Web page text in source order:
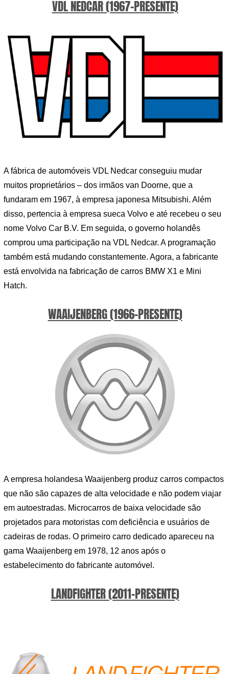
VDL NEDCAR (1967-PRESENTE)
A fábrica de automóveis VDL Nedcar conseguiu mudar
muitos proprietários – dos irmãos van Doorne, que a
fundaram em 1967, à empresa japonesa Mitsubishi. Além
disso, pertencia à empresa sueca Volvo e até recebeu o seu
nome Volvo Car B.V. Em seguida, o governo holandês
comprou uma participação na VDL Nedcar. A programação
também está mudando constantemente. Agora, a fabricante
está envolvida na fabricação de carros BMW X1 e Mini
Hatch.
WAAIJENBERG (1966-PRESENTE)
A empresa holandesa Waaijenberg produz carros compactos
que não são capazes de alta velocidade e não podem viajar
em autoestradas. Microcarros de baixa velocidade são
projetados para motoristas com deficiência e usuários de
cadeiras de rodas. O primeiro carro dedicado apareceu na
gama Waaijenberg em 1978, 12 anos após o
estabelecimento do fabricante automóvel.
LANDFIGHTER (2011-PRESENTE)